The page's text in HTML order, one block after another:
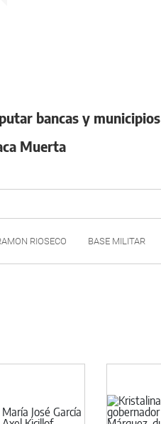
bancas y municipios
Muerta
RIOSECO BASE MILITAR